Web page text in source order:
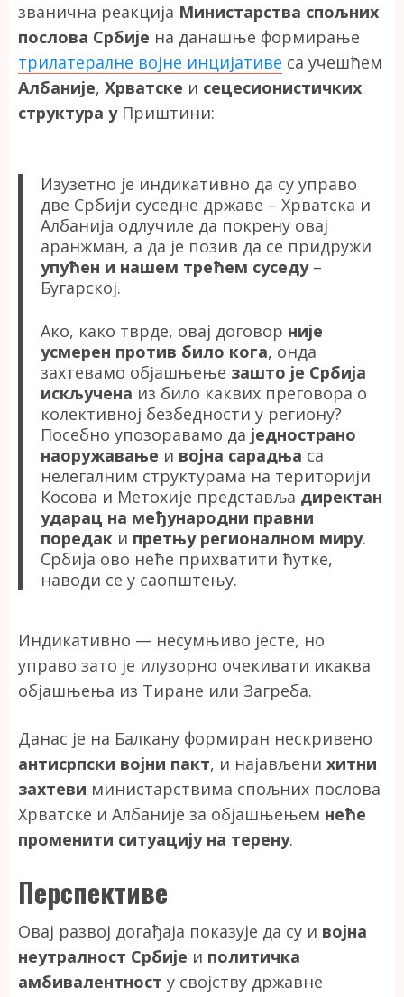
званична реакција Министарства спољних
послова Србије на данашње формирање
трилатералне војне инцијативе са учешћем
Албаније, Хрватске и сецесионистичких
структура уПриштини:
Изузетно је индикативно да су управо
две Србији суседне државе – Хрватска и
Албанија одлучиле да покрену овај
аранжман, а да је позив да се придружи
упућен и нашем трећем суседу–
Бугарској.
Ако, како тврде, овај договор није
усмерен против било кога, онда
захтевамо објашњење зашто је Србија
искључена из било каквих преговора о
колективној безбедности у региону?
Посебно упозоравамо да једнострано
наоружавање и војна сарадња са
нелегалним структурама на територији
Косова и Метохије представља директан
ударац на међународни правни
поредак и претњу регионалном миру.
Србија ово неће прихватити ћутке,
наводи се у саопштењу.
Индикативно — несумњиво јесте, но
управо зато је илузорно очекивати икаква
објашњења из Тиране или Загреба.
Данас је на Балкану формиран нескривено
антисрпски војни пакт, и најављени хитни
захтеви министарствима спољних послова
Хрватске и Албаније за објашњењем неће
променити ситуацију на терену.
Перспективе
Овај развој догађаја показује да су и војна
неутралност Србије и политичка
амбивалентност у својству државне